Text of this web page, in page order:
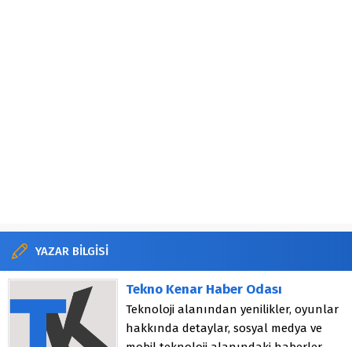
YAZAR BİLGİSİ
Tekno Kenar Haber Odası
Teknoloji alanından yenilikler, oyunlar
hakkında detaylar, sosyal medya ve